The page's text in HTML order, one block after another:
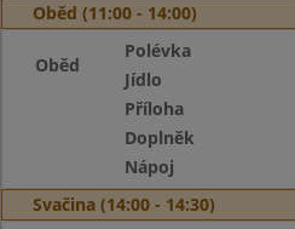
Oběd (11:00 - 14:00)
Oběd
Polévka
Jídlo
Příloha
Doplněk
Nápoj
Svačina (14:00 - 14:30)